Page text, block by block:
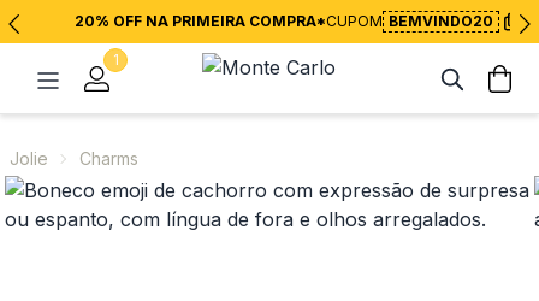
20% OFF NA PRIMEIRA COMPRA*CUPOM BEMVINDO20
1
Jolie Charms